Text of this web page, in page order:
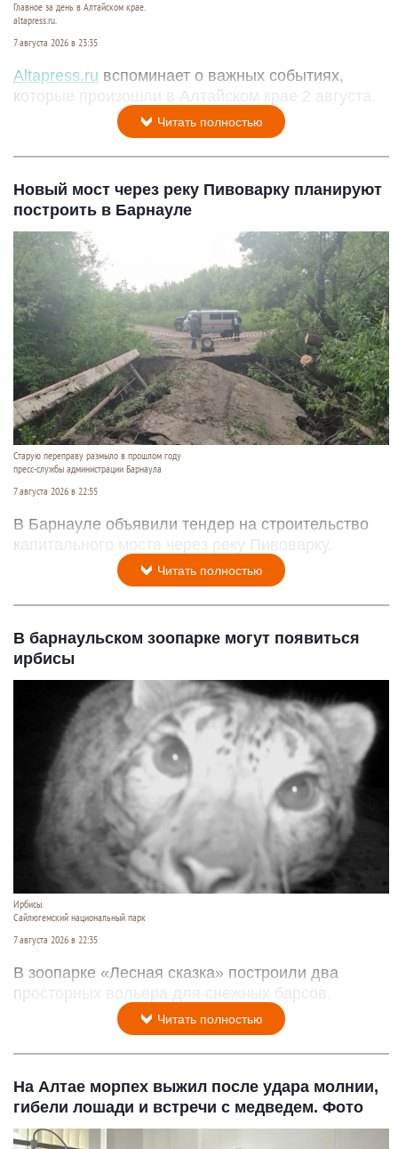
Главное за день в Алтайском крае.
altapress.ru.
7 августа 2026 в 23:35
Altapress.ru вспоминает о важных событиях,
которые произошли в Алтайском крае 2 августа.
Читать полностью
Новый мост через реку Пивоварку планируют
построить в Барнауле
Старую переправу размыло в прошлом году
пресс-службы администрации Барнаула
7 августа 2026 в 22:55
В Барнауле объявили тендер на строительство
капитального моста через реку Пивоварку.
Читать полностью
В барнаульском зоопарке могут появиться
ирбисы
Ирбисы.
Сайлюгемский национальный парк
7 августа 2026 в 22:35
В зоопарке «Лесная сказка» построили два
просторных вольера для снежных барсов.
Читать полностью
На Алтае морпех выжил после удара молнии,
гибели лошади и встречи с медведем. Фото